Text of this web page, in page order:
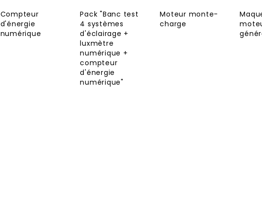
Compteur
d'énergie
numérique
Pack "Banc test
4 systèmes
d'éclairage +
luxmètre
numérique +
compteur
d'énergie
numérique"
Moteur monte-
charge